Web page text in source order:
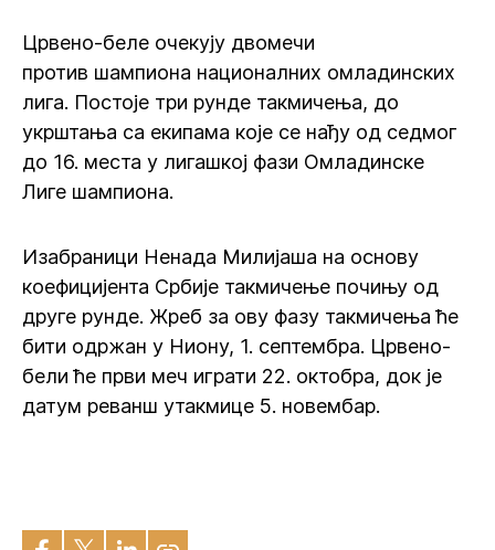
Црвено-беле очекују двомечи
против шампиона националних омладинских
лига. Постоје три рунде такмичења, до
укрштања са екипама које се нађу од седмог
до 16. места у лигашкој фази Омладинске
Лиге шампиона.
Изабраници Ненада Милијаша на основу
коефицијента Србије такмичење почињу од
друге рунде. Жреб за ову фазу такмичења ће
бити одржан у Ниону, 1. септембра. Црвено-
бели ће први меч играти 22. октобра, док је
датум реванш утакмице 5. новембар.